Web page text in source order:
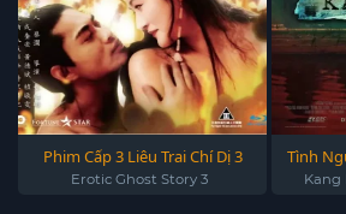
Phim Cấp 3 Liêu Trai Chí Dị 3
Erotic Ghost Story 3
Tình
-
Kang